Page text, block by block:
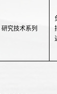
研究技术系列